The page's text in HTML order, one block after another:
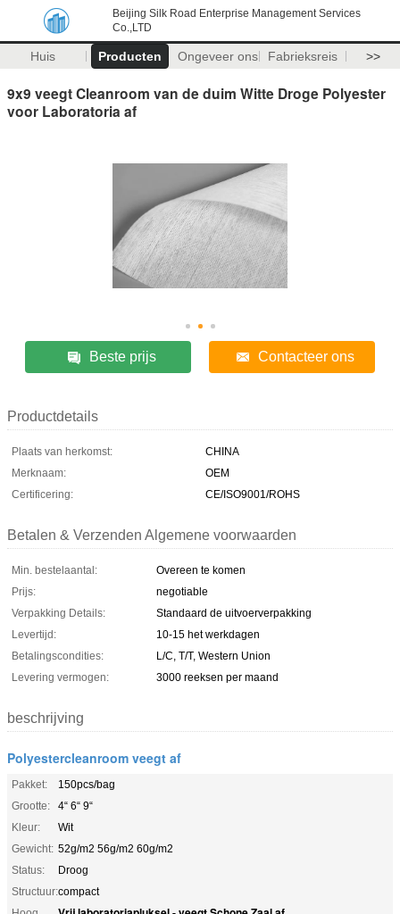
Beijing Silk Road Enterprise Management Services
Co.,LTD
Huis Producten Ongeveer ons Fabrieksreis >>
9x9 veegt Cleanroom van de duim Witte Droge Polyester
voor Laboratoria af
Beste prijs Contacteer ons
Productdetails
Plaats van herkomst:
CHINA
Merknaam:
OEM
Certificering:
CE/ISO9001/ROHS
Betalen & Verzenden Algemene voorwaarden
Min. bestelaantal:
Overeen te komen
Prijs:
negotiable
Verpakking Details:
Standaard de uitvoerverpakking
Levertijd:
10-15 het werkdagen
Betalingscondities:
L/C, T/T, Western Union
Levering vermogen:
3000 reeksen per maand
beschrijving
Polyestercleanroom veegt af
Pakket:
150pcs/bag
Grootte:
4“ 6“ 9“
Kleur:
Wit
Gewicht: 52g/m2 56g/m2 60g/m2
Status:
Droog
Structuur:compact